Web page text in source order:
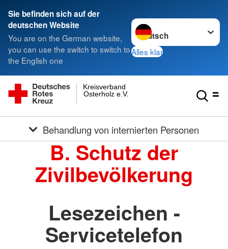
Sie befinden sich auf der
deutschen Website
You are on the German website,
you can use the switch to switch to
the English one
Sprache wechseln zu
Alles klar
Osterholz e.V.
Kreisverband
Behandlung von internierten Personen
B. Schutz der
Zivilbevölkerung
Lesezeichen -
Servicetelefon